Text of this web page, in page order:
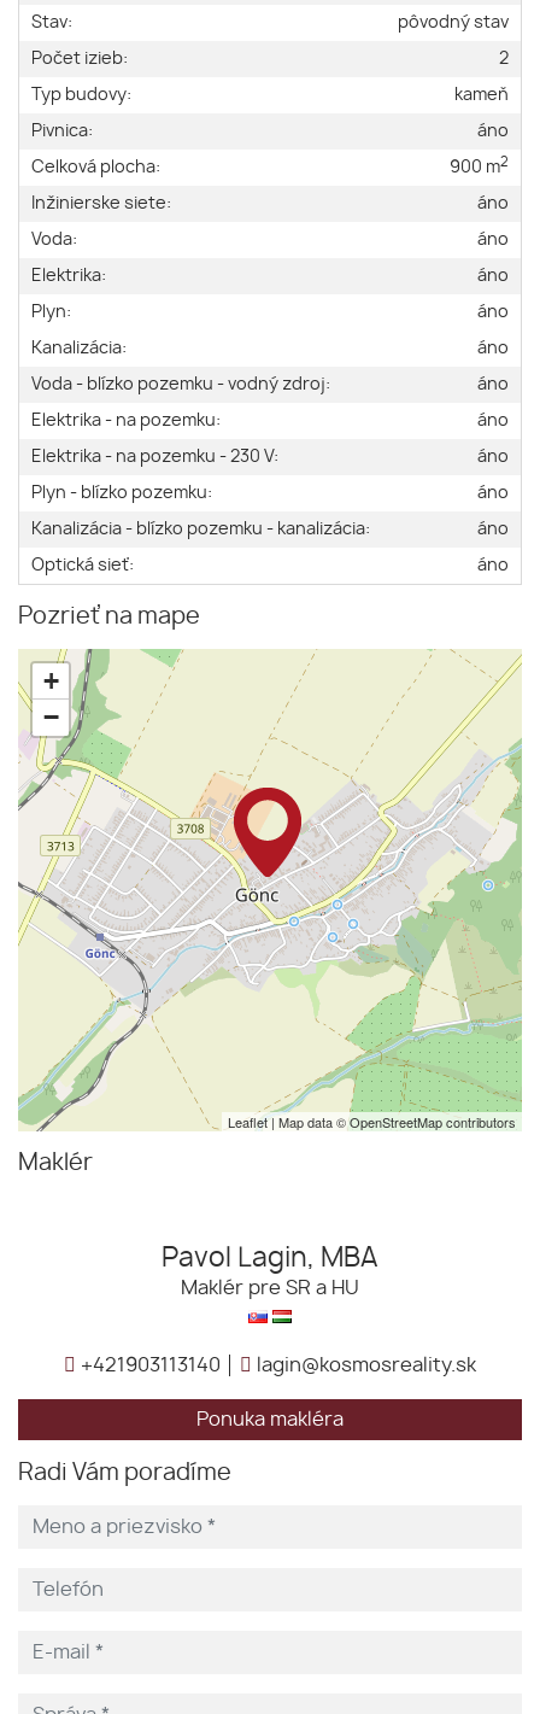
Stav:
pôvodný stav
Počet izieb:
2
Typ budovy:
kameň
Pivnica:
áno
Celková plocha:
900 m2
Inžinierske siete:
áno
Voda:
áno
Elektrika:
áno
Plyn:
áno
Kanalizácia:
áno
Voda - blízko pozemku - vodný zdroj:
áno
Elektrika - na pozemku:
áno
Elektrika - na pozemku - 230 V:
áno
Plyn - blízko pozemku:
áno
Kanalizácia - blízko pozemku - kanalizácia:
áno
Optická sieť:
áno
Pozrieť na mape
+
−
Leaflet | Map data ©OpenStreetMapcontributors
Maklér
Pavol Lagin, MBA
Maklér pre SR a HU
+421903113140 lagin@kosmosreality.sk
Ponuka makléra
Radi Vám poradíme